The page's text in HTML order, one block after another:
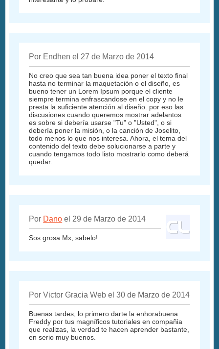
Por Endhen el 27 de Marzo de 2014
No creo que sea tan buena idea poner el texto final
hasta no terminar la maquetación o el diseño, es
bueno tener un Lorem Ipsum porque el cliente
siempre termina enfrascandose en el copy y no le
presta la suficiente atención al diseño. por eso las
discusiones cuando queremos mostrar adelantos
es sobre si debería usarse "Tu" o "Usted", o si
debería poner la misión, o la canción de Joselito,
todo menos lo que nos interesa. Ahora, el tema del
contenido del texto debe solucionarse a parte y
cuando tengamos todo listo mostrarlo como deberá
quedar.
Por Dano el 29 de Marzo de 2014
Sos grosa Mx, sabelo!
Por Victor Gracia Web el 30 de Marzo de 2014
Buenas tardes, lo primero darte la enhorabuena
Freddy por tus magníficos tutoriales en compañia
que realizas, la verdad te hacen aprender bastante,
en serio muy buenos.